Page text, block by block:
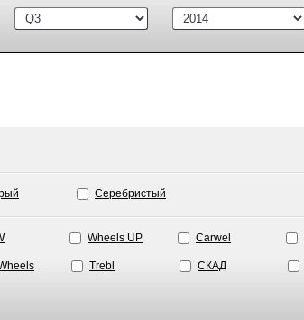
Серебристый
Wheels UP Carwel
Trebl СКАД